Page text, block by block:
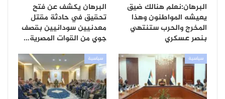
البرهان:نعلم هنالك ضيق
يعيشه المواطنون وهذا
المخرج والحرب ستنتهي
بنصر عسكري
البرهان يكشف عن فتح
تحقيق في حادثة مقتل
معدنيين سودانيين بقصف
جوي من القوات المصرية…
سياسية سياسية